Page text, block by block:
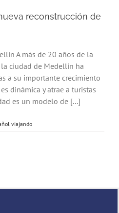
reconstrucción de
A más de 20 años de la
ciudad de Medellín ha
a su importante crecimiento
dinámica y atrae a turistas
es un modelo de [...]
viajando